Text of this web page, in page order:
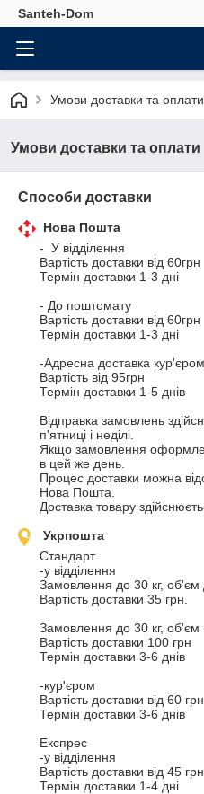
Santeh-Dom
Умови доставки та оплати
Умови доставки та оплати
Способи доставки
Нова Пошта
-  У відділення
Вартість доставки від 60грн
Термін доставки 1-3 дні
- До поштомату
Вартість доставки від 60грн
Термін доставки 1-3 дні
-Адресна доставка
Вартість від 95грн
Термін доставки 1-5 днів
Відправка замовлень
п'ятниці і неділі.
Якщо замовлення
в цей же день.
Процес доставки можна
Нова Пошта.
Доставка товару
Укрпошта
Стандарт
-у відділення
Замовлення до 30 кг, об'єм
Вартість доставки 35 грн.
Замовлення до 30 кг, об'єм
Вартість доставки 100 грн
Термін доставки 3-6 днів
-кур'єром
Вартість доставки від 60 грн
Термін доставки 3-6 днів
Експрес
-у відділення
Вартість доставки від 45 грн.
Термін доставки 1-4 дні